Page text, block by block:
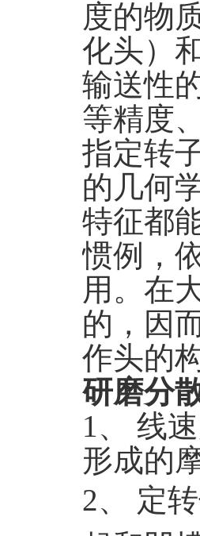
度的物
化头）
输送性
等精度
指定转
的几何
特征都
惯例，
用。在
的，因
作头的
研磨分
1、 线
形成的
2、 定